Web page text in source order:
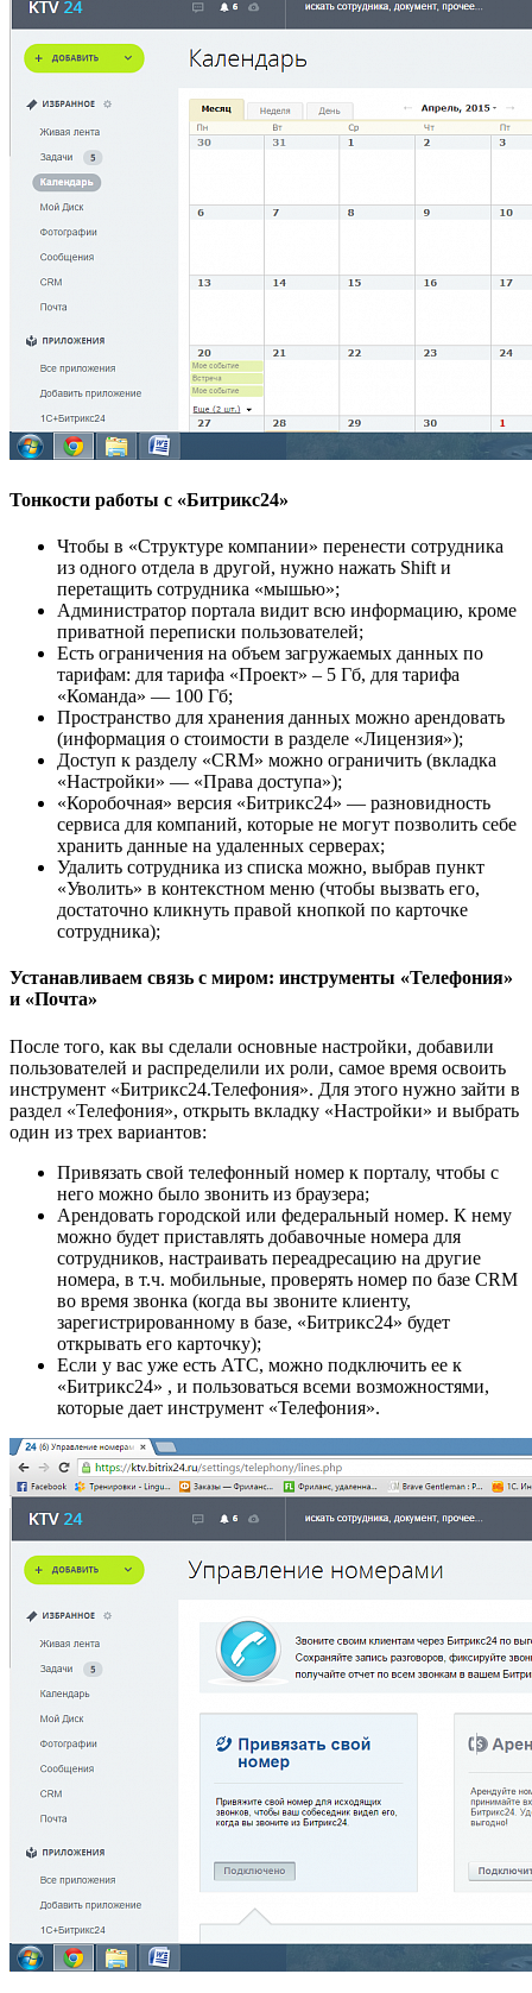
Тонкости работы с «Битрикс24»
Чтобы в «Структуре компании» перенести сотрудника
из одного отдела в другой, нужно нажать Shift и
перетащить сотрудника «мышью»;
Администратор портала видит всю информацию, кроме
приватной переписки пользователей;
Есть ограничения на объем загружаемых данных по
тарифам: для тарифа «Проект» – 5 Гб, для тарифа
«Команда» — 100 Гб;
Пространство для хранения данных можно арендовать
(информация о стоимости в разделе «Лицензия»);
Доступ к разделу «CRM» можно ограничить (вкладка
«Настройки» — «Права доступа»);
«Коробочная» версия «Битрикс24» — разновидность
сервиса для компаний, которые не могут позволить себе
хранить данные на удаленных серверах;
Удалить сотрудника из списка можно, выбрав пункт
«Уволить» в контекстном меню (чтобы вызвать его,
достаточно кликнуть правой кнопкой по карточке
сотрудника);
Устанавливаем связь с миром: инструменты «Телефония»
и «Почта»
После того, как вы сделали основные настройки, добавили
пользователей и распределили их роли, самое время освоить
инструмент «Битрикс24.Телефония». Для этого нужно зайти в
раздел «Телефония», открыть вкладку «Настройки» и выбрать
один из трех вариантов:
Привязать свой телефонный номер к порталу, чтобы с
него можно было звонить из браузера;
Арендовать городской или федеральный номер. К нему
можно будет приставлять добавочные номера для
сотрудников, настраивать переадресацию на другие
номера, в т.ч. мобильные, проверять номер по базе CRM
во время звонка (когда вы звоните клиенту,
зарегистрированному в базе, «Битрикс24» будет
открывать его карточку);
Если у вас уже есть АТС, можно подключить ее к
«Битрикс24» , и пользоваться всеми возможностями,
которые дает инструмент «Телефония».